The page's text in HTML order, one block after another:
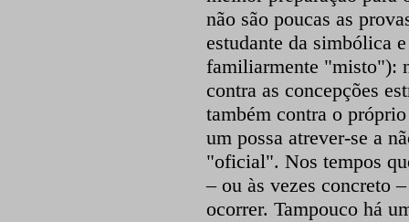
não são poucas as
estudante da simbólica
familiarmente "misto"):
contra as concepções
também contra o
um possa atrever-se a
"oficial". Nos tempos
– ou às vezes concreto
ocorrer. Tampouco há